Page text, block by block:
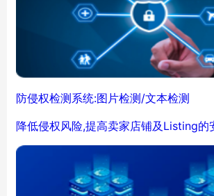
防侵权检测系统:图片检测/文本检测
降低侵权风险,提高卖家店铺及Listing的